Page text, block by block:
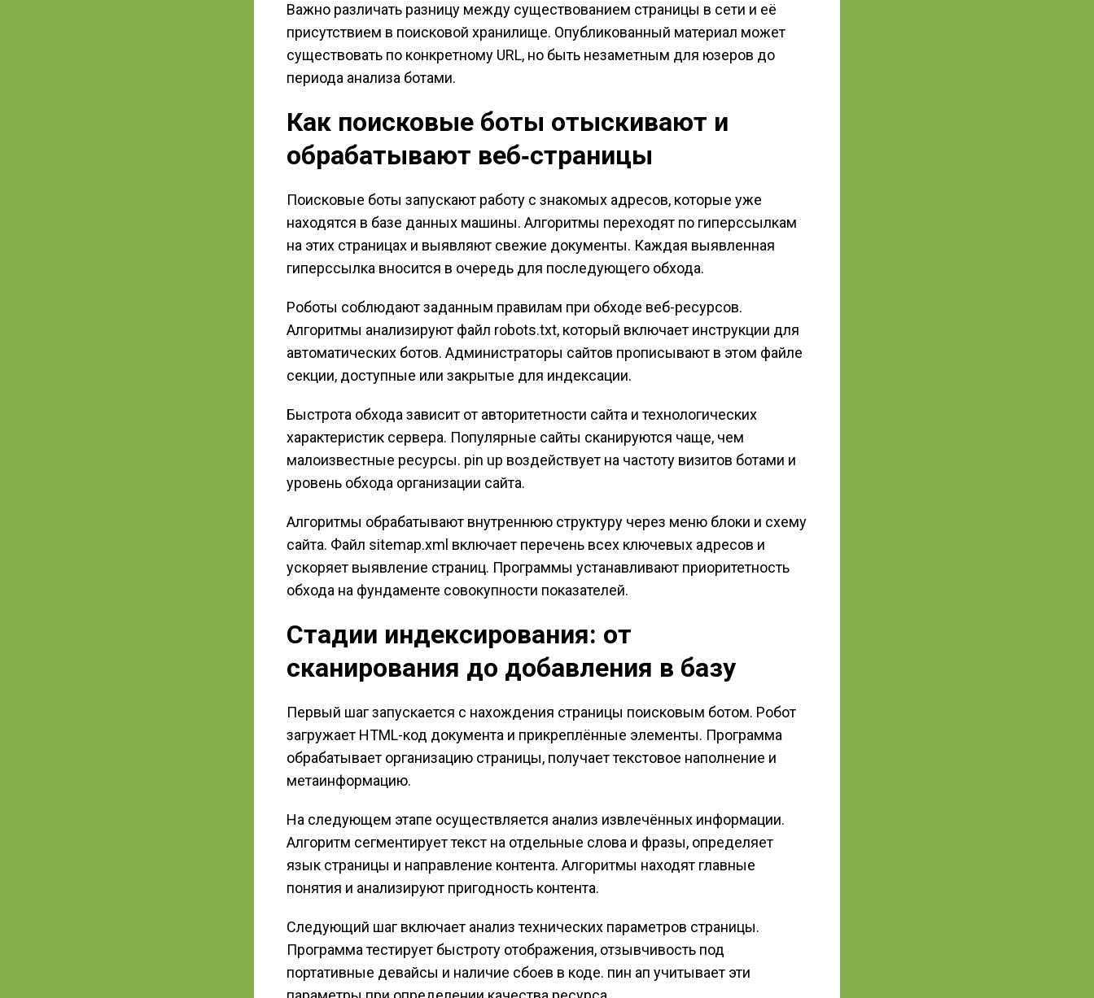
Важно различать разницу между существованием страницы в сети и её
присутствием в поисковой хранилище. Опубликованный материал может
существовать по конкретному URL, но быть незаметным для юзеров до
периода анализа ботами.
Как поисковые боты отыскивают и
обрабатывают веб‑страницы
Поисковые боты запускают работу с знакомых адресов, которые уже
находятся в базе данных машины. Алгоритмы переходят по гиперссылкам
на этих страницах и выявляют свежие документы. Каждая выявленная
гиперссылка вносится в очередь для последующего обхода.
Роботы соблюдают заданным правилам при обходе веб-ресурсов.
Алгоритмы анализируют файл robots.txt, который включает инструкции для
автоматических ботов. Администраторы сайтов прописывают в этом файле
секции, доступные или закрытые для индексации.
Быстрота обхода зависит от авторитетности сайта и технологических
характеристик сервера. Популярные сайты сканируются чаще, чем
малоизвестные ресурсы. pin up воздействует на частоту визитов ботами и
уровень обхода организации сайта.
Алгоритмы обрабатывают внутреннюю структуру через меню блоки и схему
сайта. Файл sitemap.xml включает перечень всех ключевых адресов и
ускоряет выявление страниц. Программы устанавливают приоритетность
обхода на фундаменте совокупности показателей.
Стадии индексирования: от
сканирования до добавления в базу
Первый шаг запускается с нахождения страницы поисковым ботом. Робот
загружает HTML-код документа и прикреплённые элементы. Программа
обрабатывает организацию страницы, получает текстовое наполнение и
метаинформацию.
На следующем этапе осуществляется анализ извлечённых информации.
Алгоритм сегментирует текст на отдельные слова и фразы, определяет
язык страницы и направление контента. Алгоритмы находят главные
понятия и анализируют пригодность контента.
Следующий шаг включает анализ технических параметров страницы.
Программа тестирует быстроту отображения, отзывчивость под
портативные девайсы и наличие сбоев в коде. пин ап учитывает эти